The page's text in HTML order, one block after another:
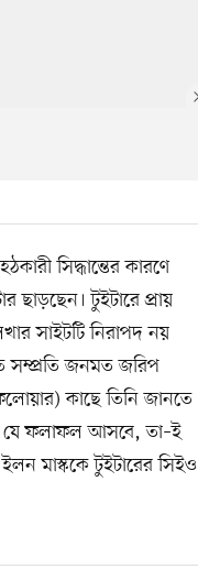
সিদ্ধান্তের কারণে
ছাড়ছেন। টুইটারে প্রায়
সাইটটি নিরাপদ নয়
সম্প্রতি জনমত জরিপ
কাছে তিনি জানতে
যে ফলাফল আসবে, তা–ই
মাস্ককে টুইটারের সিইও